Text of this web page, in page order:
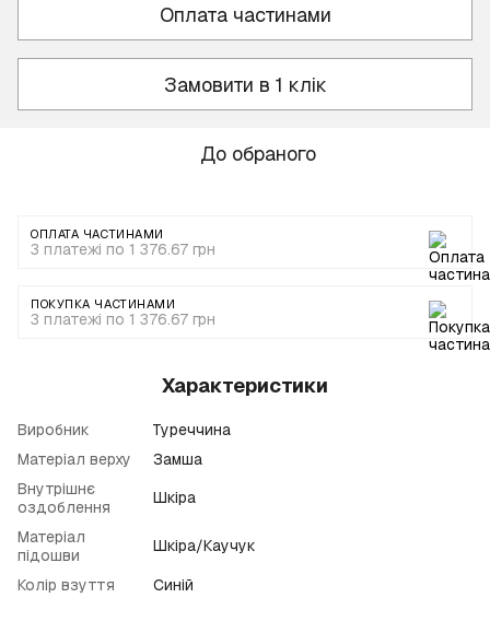
Оплата частинами
Замовити в 1 клік
До обраного
ОПЛАТА ЧАСТИНАМИ
3 платежі по 1 376.67 грн
ПОКУПКА ЧАСТИНАМИ
3 платежі по 1 376.67 грн
Характеристики
Виробник
Туреччина
Матеріал верху
Замша
Внутрішнє
оздоблення
Шкіра
Матеріал
підошви
Шкіра/Каучук
Колір взуття
Синій